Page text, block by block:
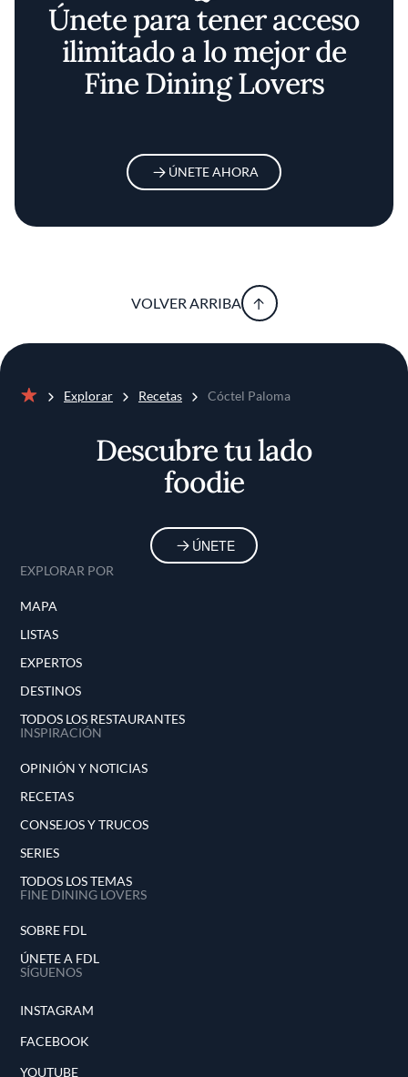
Únete para tener acceso
ilimitado a lo mejor de
Fine Dining Lovers
ÚNETE AHORA
VOLVER ARRIBA
Explorar Recetas Cóctel Paloma
Descubre tu lado
foodie
ÚNETE
EXPLORAR POR
MAPA
LISTAS
EXPERTOS
DESTINOS
TODOS LOS RESTAURANTES
INSPIRACIÓN
OPINIÓN Y NOTICIAS
RECETAS
CONSEJOS Y TRUCOS
SERIES
TODOS LOS TEMAS
FINE DINING LOVERS
SOBRE FDL
ÚNETE A FDL
SÍGUENOS
INSTAGRAM
FACEBOOK
YOUTUBE